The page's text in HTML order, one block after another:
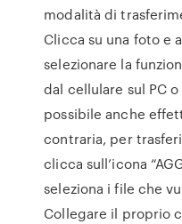
modalità di
Clicca su una foto e
selezionare la
dal cellulare sul PC o
possibile anche
contraria, per
clicca sull’icona
seleziona i file che
Collegare il proprio